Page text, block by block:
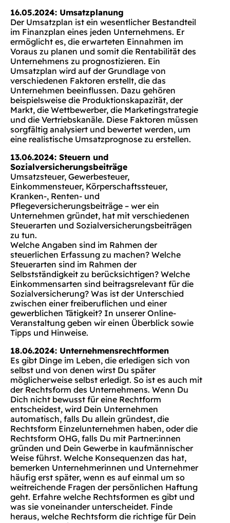
16.05.2024: Umsatzplanung
Der Umsatzplan ist ein wesentlicher Bestandteil
im Finanzplan eines jeden Unternehmens. Er
ermöglicht es, die erwarteten Einnahmen im
Voraus zu planen und somit die Rentabilität des
Unternehmens zu prognostizieren. Ein
Umsatzplan wird auf der Grundlage von
verschiedenen Faktoren erstellt, die das
Unternehmen beeinflussen. Dazu gehören
beispielsweise die Produktionskapazität, der
Markt, die Wettbewerber, die Marketingstrategie
und die Vertriebskanäle. Diese Faktoren müssen
sorgfältig analysiert und bewertet werden, um
eine realistische Umsatzprognose zu erstellen.
13.06.2024: Steuern und
Sozialversicherungsbeiträge
Umsatzsteuer, Gewerbesteuer,
Einkommensteuer, Körperschaftssteuer,
Kranken-, Renten- und
Pflegeversicherungsbeiträge – wer ein
Unternehmen gründet, hat mit verschiedenen
Steuerarten und Sozialversicherungsbeiträgen
zu tun.
Welche Angaben sind im Rahmen der
steuerlichen Erfassung zu machen? Welche
Steuerarten sind im Rahmen der
Selbstständigkeit zu berücksichtigen? Welche
Einkommensarten sind beitragsrelevant für die
Sozialversicherung? Was ist der Unterschied
zwischen einer freiberuflichen und einer
gewerblichen Tätigkeit? In unserer Online-
Veranstaltung geben wir einen Überblick sowie
Tipps und Hinweise.
18.06.2024: Unternehmensrechtformen
Es gibt Dinge im Leben, die erledigen sich von
selbst und von denen wirst Du später
möglicherweise selbst erledigt. So ist es auch mit
der Rechtsform des Unternehmens. Wenn Du
Dich nicht bewusst für eine Rechtform
entscheidest, wird Dein Unternehmen
automatisch, falls Du allein gründest, die
Rechtsform Einzelunternehmen haben, oder die
Rechtsform OHG, falls Du mit Partner:innen
gründen und Dein Gewerbe in kaufmännischer
Weise führst. Welche Konsequenzen das hat,
bemerken Unternehmerinnen und Unternehmer
häufig erst später, wenn es auf einmal um so
weitreichende Fragen der persönlichen Haftung
geht. Erfahre welche Rechtsformen es gibt und
was sie voneinander unterscheidet. Finde
heraus, welche Rechtsform die richtige für Dein